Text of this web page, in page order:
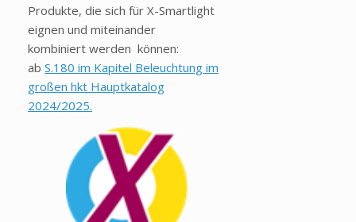
Produkte, die sich für X-Smartlight
eignen und miteinander
kombiniert werden können:
ab S.180 im Kapitel Beleuchtung im
großen hkt Hauptkatalog
2024/2025.